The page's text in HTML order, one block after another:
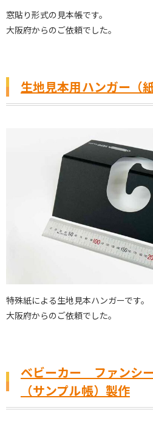
窓貼り形式の見本帳です。
大阪府からのご依頼でした。
生地見本用ハンガー（
特殊紙による生地見本ハンガーです。
大阪府からのご依頼でした。
ベビーカー ファンシ
（サンプル帳）製作